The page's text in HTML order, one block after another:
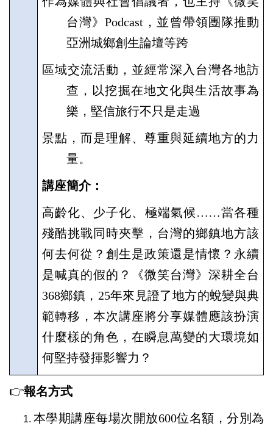
台灣》Podcast ，並曾帶領團隊推動
亞洲城鄉創生論壇等跨
區域交流活動，並經常深入台灣各地訪
查，以挖掘在地文化與生活故事為
樂，堅信旅行不只是走過
景點，而是理解、尊重與延續地方的力
量。
講座簡介：
高齡化、少子化、極端氣候……當各種
殘酷挑戰同時夾擊，台灣的鄉鎮地方該
何去何從？創生是政策還是情懷？永續
是喊真的假的？《微笑台灣》深耕全台
368鄉鎮， 25年來見證了地方的蛻變與典
範轉移，本次講座將分享媒體應該扮演
什麼樣的角色，在瞬息萬變的大環境如
何堅持發揮影響力？
👉報名方式
本學期講座每場次開放600位名額，分別為